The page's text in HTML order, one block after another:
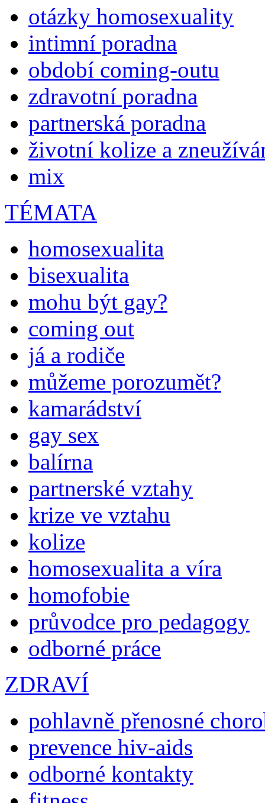
otázky homosexuality
intimní poradna
období coming-outu
zdravotní poradna
partnerská poradna
životní kolize a
mix
TÉMATA
homosexualita
bisexualita
mohu být gay?
coming out
já a rodiče
můžeme porozumět?
kamarádství
gay sex
balírna
partnerské vztahy
krize ve vztahu
kolize
homosexualita a víra
homofobie
průvodce pro pedagogy
odborné práce
ZDRAVÍ
pohlavně přenosné
prevence hiv-aids
odborné kontakty